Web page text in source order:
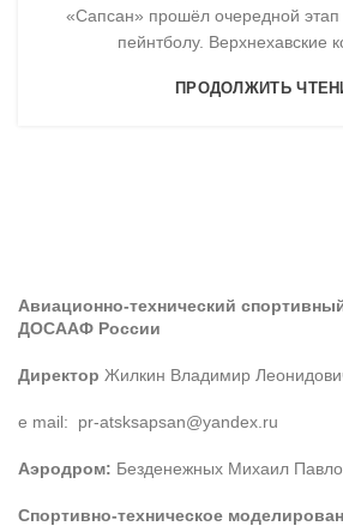
«Сапсан» прошёл очередной этап
пейнтболу. Верхнехавские
ПРОДОЛЖИТЬ
Авиационно-технический
ДОСААФ России
Директор Жилкин Владимир
e mail: pr-atsksapsan@yandex.ru
Аэродром: Безденежных Михаил
Спортивно-техническое